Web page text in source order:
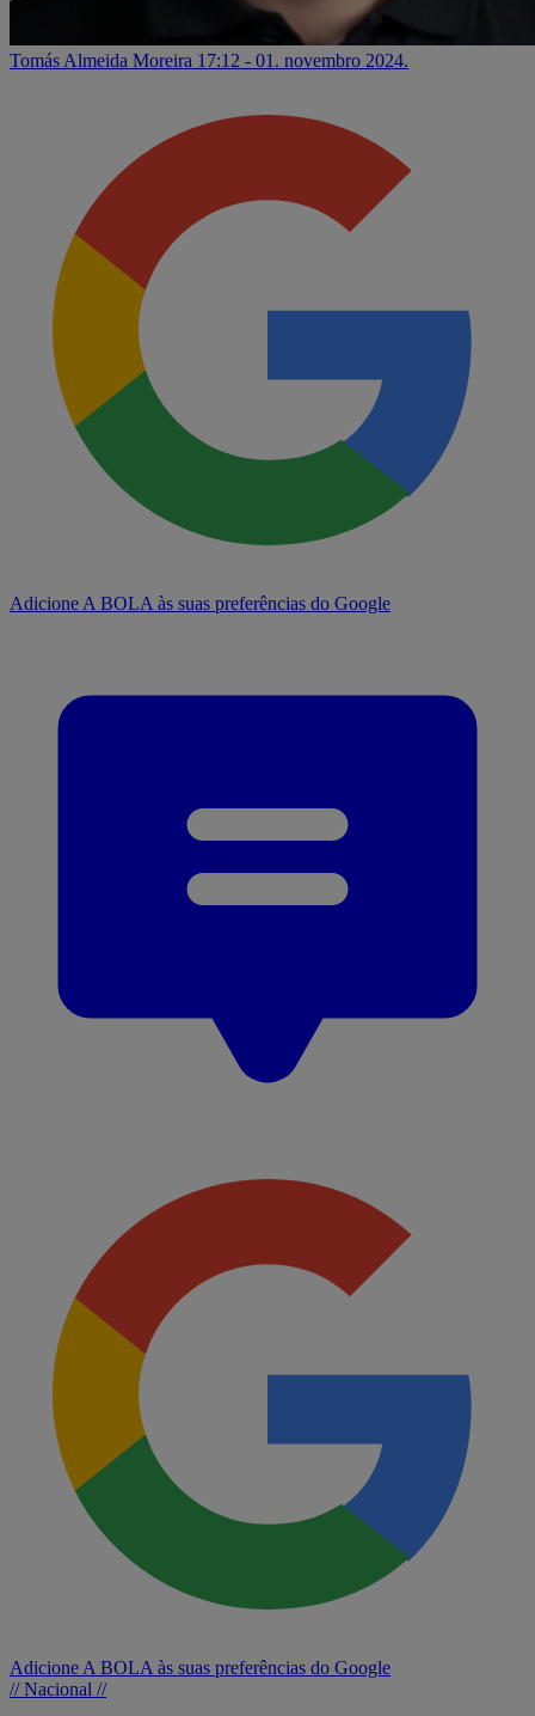
Tomás Almeida Moreira 17:12 - 01. novembro 2024.
Adicione A BOLA às suas preferências do Google
Adicione A BOLA às suas preferências do Google
// Nacional //